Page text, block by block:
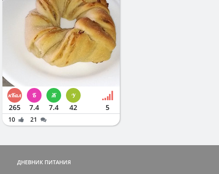
265 7.4 7.4 42 5
10 21
ДНЕВНИК ПИТАНИЯ